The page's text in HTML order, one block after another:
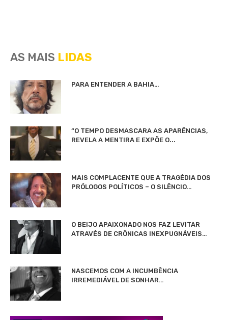
AS MAIS LIDAS
PARA ENTENDER A BAHIA…
“O TEMPO DESMASCARA AS APARÊNCIAS,
REVELA A MENTIRA E EXPÕE O...
MAIS COMPLACENTE QUE A TRAGÉDIA DOS
PRÓLOGOS POLÍTICOS – O SILÊNCIO…
O BEIJO APAIXONADO NOS FAZ LEVITAR
ATRAVÉS DE CRÔNICAS INEXPUGNÁVEIS…
NASCEMOS COM A INCUMBÊNCIA
IRREMEDIÁVEL DE SONHAR…